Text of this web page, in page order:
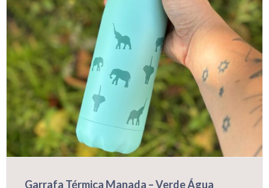
Garrafa Térmica Manada – Verde Água